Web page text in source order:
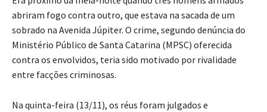
abriram fogo contra outro, que estava na sacada de um
sobrado na Avenida Júpiter. O crime, segundo denúncia do
Ministério Público de Santa Catarina (MPSC) oferecida
contra os envolvidos, teria sido motivado por rivalidade
entre facções criminosas.
Na quinta-feira (13/11), os réus foram julgados e